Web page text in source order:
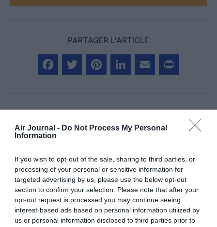
Air Journal - Do Not Process My Personal
Information
If you wish to opt-out of the sale, sharing to third parties, or
processing of your personal or sensitive information for
targeted advertising by us, please use the below opt-out
section to confirm your selection. Please note that after your
opt-out request is processed you may continue seeing
interest-based ads based on personal information utilized by
us or personal information disclosed to third parties prior to
PARTAGER L'ARTICLE
Aucun commentaire !
FAIRE UN DON
Appel aux lecteurs !